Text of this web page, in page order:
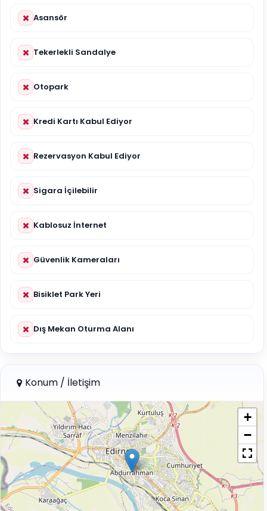
Asansör
Tekerlekli Sandalye
Otopark
Kredi Kartı Kabul Ediyor
Rezervasyon Kabul Ediyor
Sigara İçilebilir
Kablosuz İnternet
Güvenlik Kameraları
Bisiklet Park Yeri
Dış Mekan Oturma Alanı
Konum / İletişim
+
−